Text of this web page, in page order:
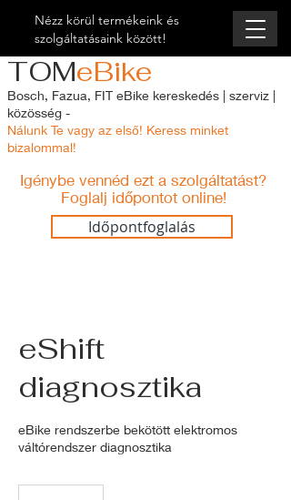
Nézz körül termékeink és
szolgáltatásaink között!
TOMeBike
Bosch, Fazua, FIT eBike kereskedés | szerviz |
közösség -
Nálunk Te vagy az első! Keress minket
bizalommal!
Igénybe vennéd ezt a szolgáltatást?
Foglalj időpontot online!
Időpontfoglalás
eShift
diagnosztika
eBike rendszerbe bekötött elektromos
váltórendszer diagnosztika